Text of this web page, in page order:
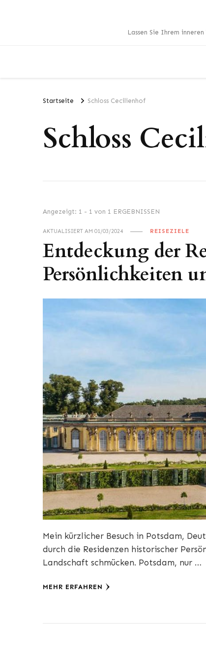
Lassen Sie Ihrem
Startseite Schloss Cecilienhof
Schloss
Angezeigt: 1 - 1 von 1 ERGEBNISSEN
AKTUALISIERT AM 01/03/2024 REISEZIELE
Entdeckung der
Persönlichkeiten
Mein kürzlicher Besuch in Potsdam,
durch die Residenzen historischer
Landschaft schmücken. Potsdam, nur …
MEHR ERFAHREN